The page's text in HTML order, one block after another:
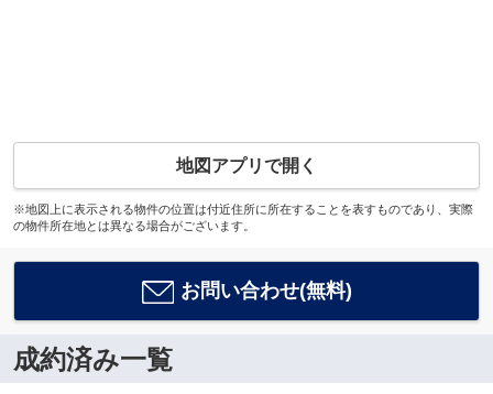
地図アプリで開く
※地図上に表示される物件の位置は付近住所に所在することを表すものであり、実際
の物件所在地とは異なる場合がございます。
お問い合わせ(無料)
成約済み一覧